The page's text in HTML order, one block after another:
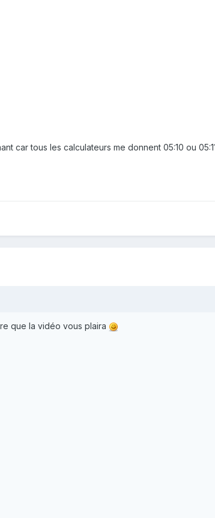
car tous les calculateurs me donnent 05:10 ou
que la vidéo vous plaira